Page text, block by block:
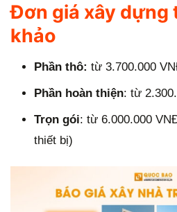
Đơn giá xây dựng
khảo
Phần thô: từ 3.700.000
Phần hoàn thiện: từ
Trọn gói: từ 6.000.000
thiết bị)